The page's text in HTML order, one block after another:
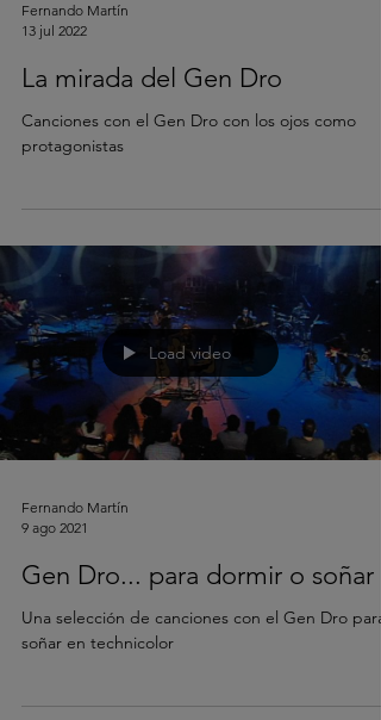
Fernando Martín
13 jul 2022
La mirada del Gen Dro
Canciones con el Gen Dro con los ojos como
protagonistas
Load video
Fernando Martín
9 ago 2021
Gen Dro... para dormir o soñar
Una selección de canciones con el Gen Dro para
soñar en technicolor